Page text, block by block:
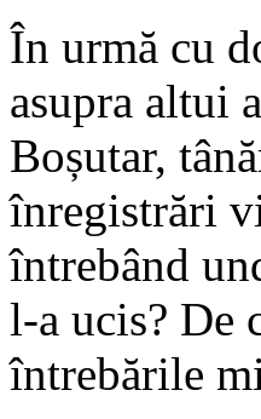
În urmă cu
asupra altui
Boșutar,
înregistrări
întrebând
l-a ucis? De
întrebările